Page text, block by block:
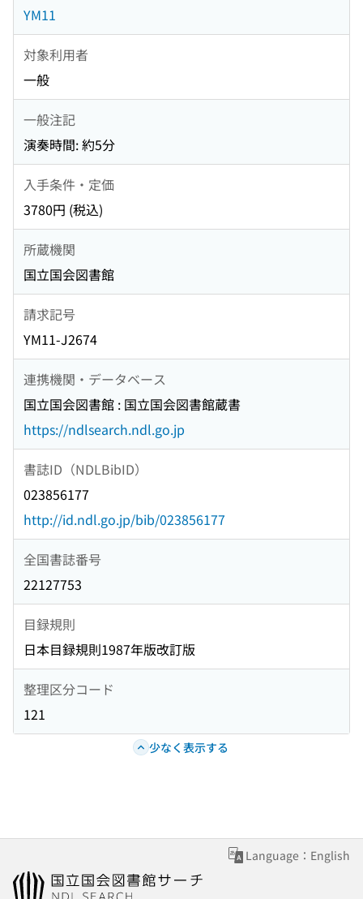
YM11
対象利用者
一般
一般注記
演奏時間: 約5分
入手条件・定価
3780円 (税込)
所蔵機関
国立国会図書館
請求記号
YM11-J2674
連携機関・データベース
国立国会図書館 : 国立国会図書館蔵書
https://ndlsearch.ndl.go.jp
書誌ID（NDLBibID）
023856177
http://id.ndl.go.jp/bib/023856177
全国書誌番号
22127753
目録規則
日本目録規則1987年版改訂版
整理区分コード
121
少なく表示する
Language：English